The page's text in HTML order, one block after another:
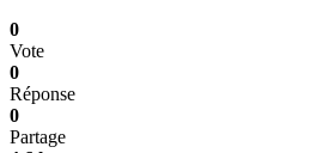
0
Vote
0
Réponse
0
Partage